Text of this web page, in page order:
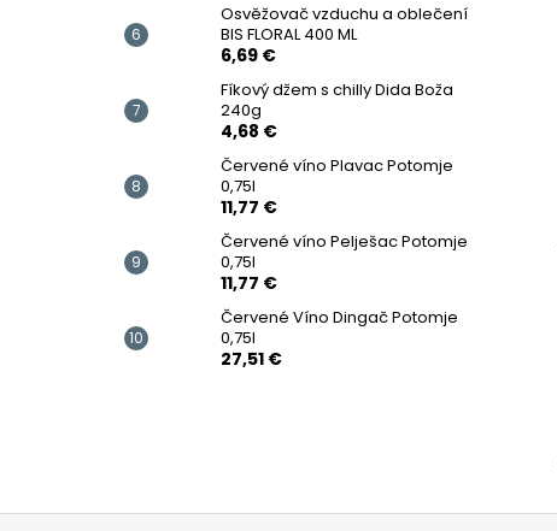
Osvěžovač vzduchu a oblečení
BIS FLORAL 400 ML
6,69 €
Fíkový džem s chilly Dida Boža
240g
4,68 €
Červené víno Plavac Potomje
0,75l
11,77 €
Červené víno Pelješac Potomje
0,75l
11,77 €
Červené Víno Dingač Potomje
0,75l
27,51 €